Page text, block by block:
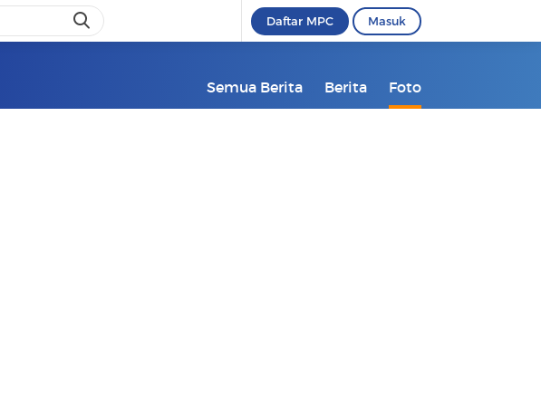
Daftar MPC Masuk
Semua Berita Berita Foto